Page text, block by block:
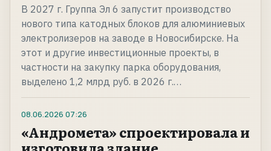
В 2027 г. Группа Эл 6 запустит производство
нового типа катодных блоков для алюминиевых
электролизеров на заводе в Новосибирске. На
этот и другие инвестиционные проекты, в
частности на закупку парка оборудования,
выделено 1,2 млрд руб. в 2026 г.…
08.06.2026 07:26
«Андромета» спроектировала и